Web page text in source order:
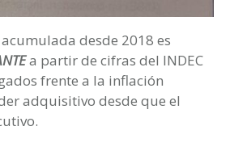
desde 2018 es
a partir de cifras del INDEC
frente a la inflación
adquisitivo desde que el